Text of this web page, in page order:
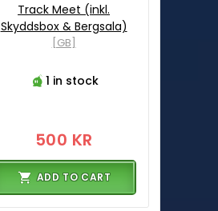
Track Meet (inkl.
Skyddsbox & Bergsala)
[GB]
1 in stock
500 KR
ADD TO CART